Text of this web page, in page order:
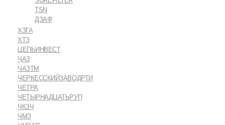
TSN
ДЗАФ
ХЗГА
ХТЗ
ЦЕПЬИНВЕСТ
ЧАЗ
ЧАЗТМ
ЧЕРКЕССКИЙЗАВОДРТИ
ЧЕТРА
ЧЕТЫРНАДЦАТЬРУП
ЧКЗЧ
ЧМЗ